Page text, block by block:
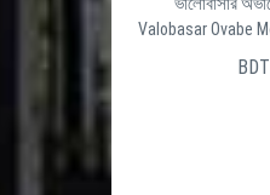
Valobasar Ovabe